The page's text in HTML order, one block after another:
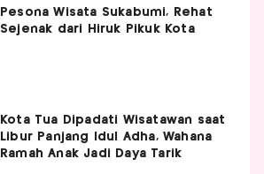
Pesona Wisata Sukabumi, Rehat
Sejenak dari Hiruk Pikuk Kota
Kota Tua Dipadati Wisatawan saat
Libur Panjang Idul Adha, Wahana
Ramah Anak Jadi Daya Tarik